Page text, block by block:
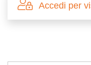
Accedi per